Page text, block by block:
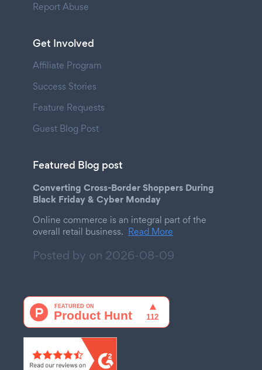
Report Abuse
Get Involved
Affiliate Program
Success Stories
Feature Requests
Guest Blog Post
Featured Blog post
Converting Cross-Border Shoppers During
Black Friday & Cyber Monday
Online commerce is an integral part of the
overall retail business. Read More
Posted by on 2026-08-09